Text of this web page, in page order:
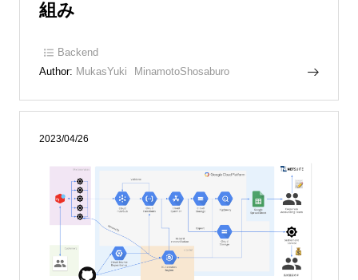
組み
Backend
Author: MukasYuki MinamotoShosaburo
2023/04/26